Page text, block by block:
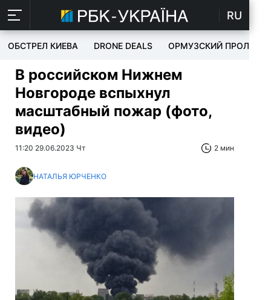
RU
ОБСТРЕЛ КИЕВА DRONE DEALS ОРМУЗСКИЙ ПРОЛИВ
В российском Нижнем
Новгороде вспыхнул
масштабный пожар (фото,
видео)
11:20 29.06.2023 Чт 2 мин
НАТАЛЬЯ ЮРЧЕНКО